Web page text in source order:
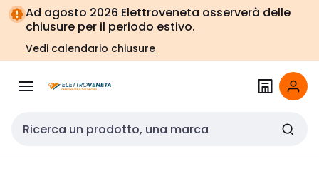
Vai alla
navigazione
Vai
alla
pagina
Ad agosto 2026 Elettroveneta osserverà delle
chiusure per il periodo estivo.
Vedi calendario chiusure
Cerca input